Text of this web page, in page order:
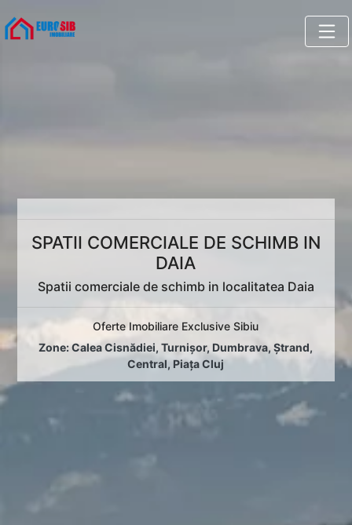
SPATII COMERCIALE DE SCHIMB IN
DAIA
Spatii comerciale de schimb in localitatea Daia
Oferte Imobiliare Exclusive Sibiu
Zone:Calea Cisnădiei,Turnișor, Dumbrava,Ștrand,
Central,Piața Cluj